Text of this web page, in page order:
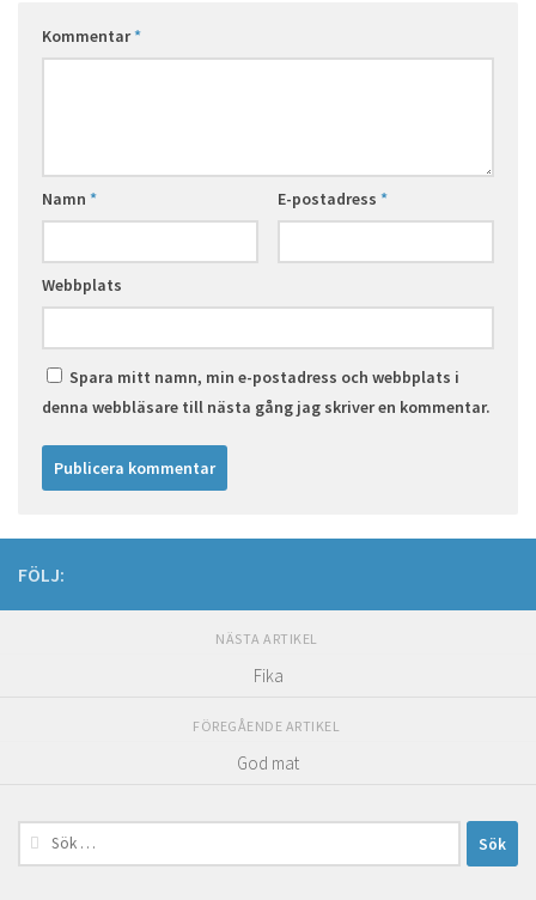
Kommentar*
Namn * E-postadress *
Webbplats
Spara mitt namn, min e-postadress och webbplats i
denna webbläsare till nästa gång jag skriver en kommentar.
FÖLJ:
NÄSTA ARTIKEL
Fika
FÖREGÅENDE ARTIKEL
God mat
Sök
efter: